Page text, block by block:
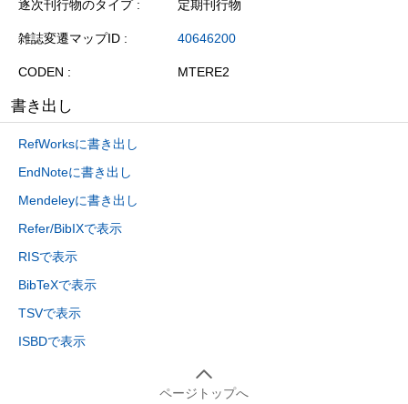
逐次刊行物のタイプ
定期刊行物
雑誌変遷マップID 40646200
CODEN MTERE2
書き出し
RefWorksに書き出し
EndNoteに書き出し
Mendeleyに書き出し
Refer/BibIXで表示
RISで表示
BibTeXで表示
TSVで表示
ISBDで表示
ページトップへ